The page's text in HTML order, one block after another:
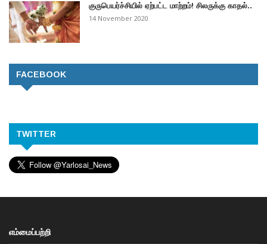
குருபெயர்ச்சியில் ஏற்பட்ட மாற்றம்! சிலருக்கு காதல்..
14 November 2020
FACEBOOK
TWITTER
எம்மைப்பற்றி